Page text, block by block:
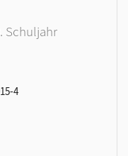
Schuljahr
4